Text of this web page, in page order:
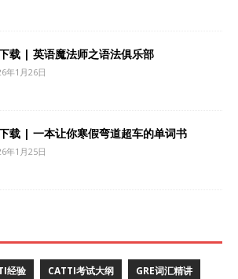
载 | 英语魔法师之语法俱乐部
年1月26日
载 | 一本让你寒假弯道超车的单词书
年1月25日
经验 CATTI考试大纲 GRE词汇精讲